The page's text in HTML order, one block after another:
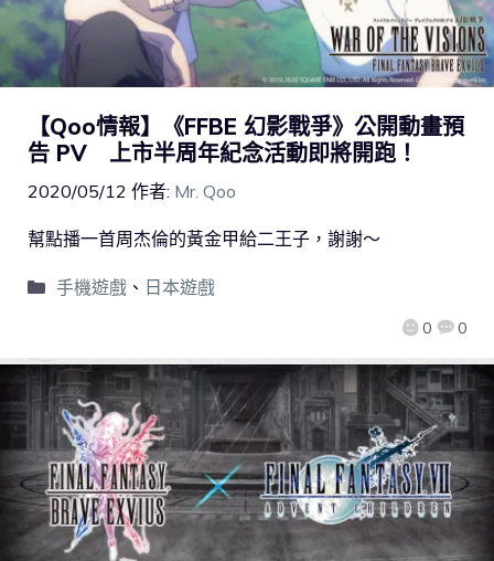
【Qoo情報】《FFBE 幻影戰爭》公開動畫預
告 PV 上市半周年紀念活動即將開跑！
2020/05/12 作者: Mr. Qoo
0 0
幫點播一首周杰倫的黃金甲給二王子，謝謝～
手機遊戲、 日本遊戲